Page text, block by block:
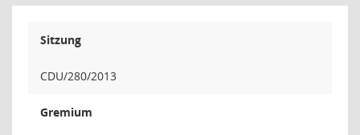
Sitzung
CDU/280/2013
Gremium